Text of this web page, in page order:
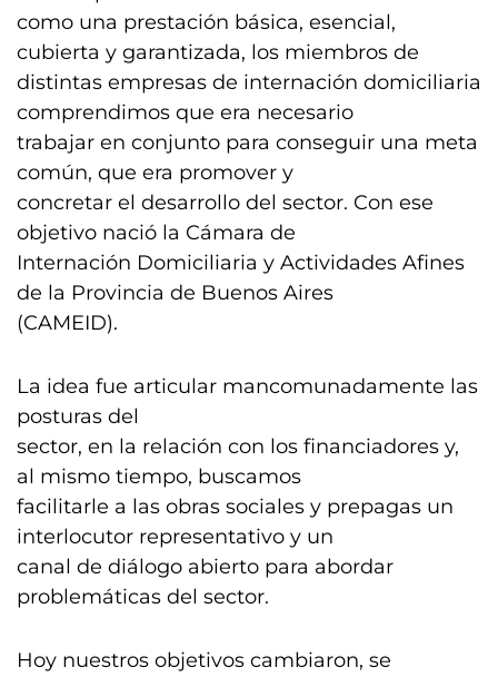
como una prestación básica, esencial,
cubierta y garantizada, los miembros de
distintas empresas de internación domiciliaria
comprendimos que era necesario
trabajar en conjunto para conseguir una meta
común, que era promover y
concretar el desarrollo del sector. Con ese
objetivo nació la Cámara de
Internación Domiciliaria y Actividades Afines
de la Provincia de Buenos Aires
(CAMEID).
La idea fue articular mancomunadamente las
posturas del
sector, en la relación con los financiadores y,
al mismo tiempo, buscamos
facilitarle a las obras sociales y prepagas un
interlocutor representativo y un
canal de diálogo abierto para abordar
problemáticas del sector.
Hoy nuestros objetivos cambiaron, se